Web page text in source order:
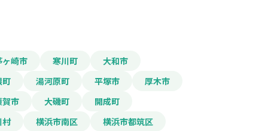
ヶ崎市 寒川町
大和市
町 湯河原町 平塚市
厚木市
賀市 大磯町
開成町
村 横浜市南区
横浜市都筑区